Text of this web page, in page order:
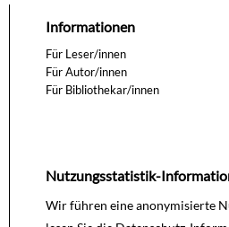
Nutzungsstatistik-
Wir führen eine anonymisierte
Informationen
Für Leser/innen
Für Autor/innen
Für Bibliothekar/innen